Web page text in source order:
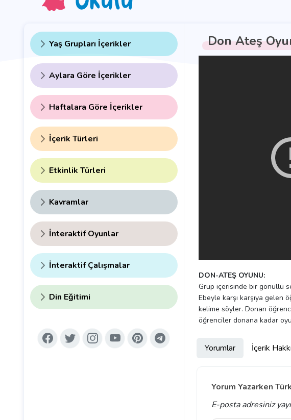
Yaş Grupları İçerikler
Aylara Göre İçerikler
Haftalara Göre İçerikler
İçerik Türleri
Etkinlik Türleri
Kavramlar
İnteraktif Oyunlar
İnteraktif Çalışmalar
Din Eğitimi
Don Ateş
DON-ATEŞ OYUNU:
Grup içerisinde bir gönüllü
Ebeyle karşı karşıya gelen
kelime söyler. Donan
öğrenciler donana kadar
Yorumlar İçerik
Yorum Yazarken
E-posta adresiniz